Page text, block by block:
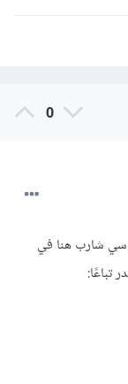
0
سي شارب هنا في